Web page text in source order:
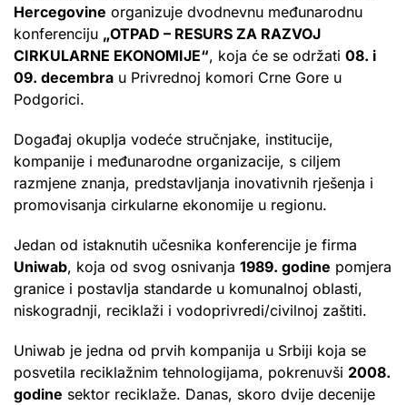
Hercegovine organizuje dvodnevnu međunarodnu
konferenciju „OTPAD – RESURS ZA RAZVOJ
CIRKULARNE EKONOMIJE“, koja će se održati 08. i
09. decembra u Privrednoj komori Crne Gore u
Podgorici.
Događaj okuplja vodeće stručnjake, institucije,
kompanije i međunarodne organizacije, s ciljem
razmjene znanja, predstavljanja inovativnih rješenja i
promovisanja cirkularne ekonomije u regionu.
Jedan od istaknutih učesnika konferencije je firma
Uniwab, koja od svog osnivanja 1989. godine pomjera
granice i postavlja standarde u komunalnoj oblasti,
niskogradnji, reciklaži i vodoprivredi/civilnoj zaštiti.
Uniwab je jedna od prvih kompanija u Srbiji koja se
posvetila reciklažnim tehnologijama, pokrenuvši 2008.
godine sektor reciklaže. Danas, skoro dvije decenije